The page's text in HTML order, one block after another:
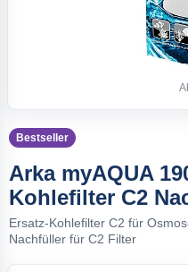
Bestseller
Arka myAQUA
Kohlefilter C2
Ersatz-Kohlefilter C2 für
Nachfüller für C2 Filter